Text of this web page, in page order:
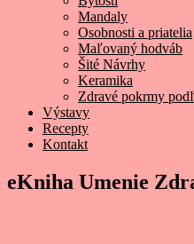
Mandaly
Osobnosti a priatelia
Maľovaný hodváb
Šité Návrhy
Keramika
Zdravé pokrmy
Výstavy
Recepty
Kontakt
eKniha Umenie